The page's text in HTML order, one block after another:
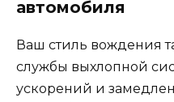
автомобиля
Ваш стиль вождения
службы выхлопной
ускорений и